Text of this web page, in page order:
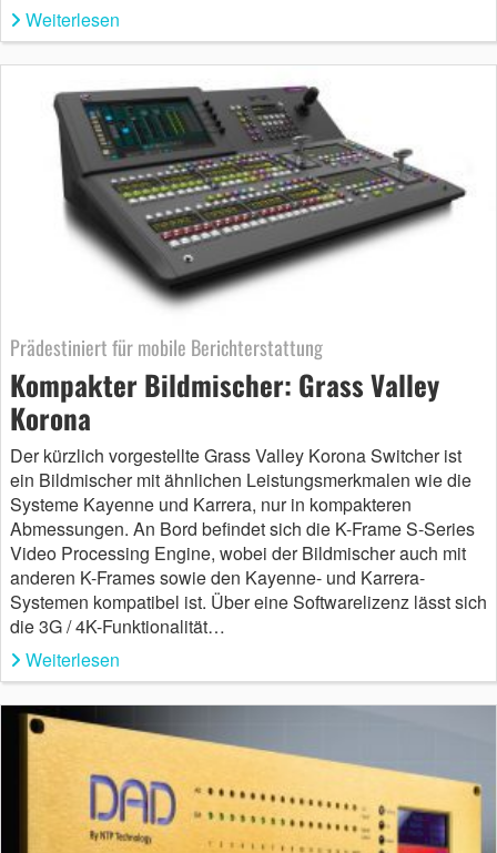
Weiterlesen
Prädestiniert für mobile Berichterstattung
Kompakter Bildmischer: Grass Valley
Korona
Der kürzlich vorgestellte Grass Valley Korona Switcher ist
ein Bildmischer mit ähnlichen Leistungsmerkmalen wie die
Systeme Kayenne und Karrera, nur in kompakteren
Abmessungen. An Bord befindet sich die K-Frame S-Series
Video Processing Engine, wobei der Bildmischer auch mit
anderen K-Frames sowie den Kayenne- und Karrera-
Systemen kompatibel ist. Über eine Softwarelizenz lässt sich
die 3G / 4K-Funktionalität…
Weiterlesen